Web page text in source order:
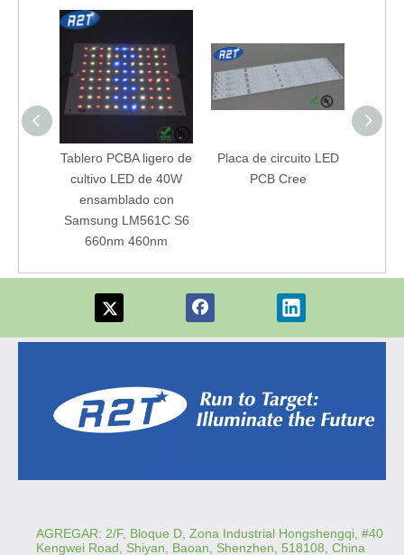
Tablero PCBA ligero de
cultivo LED de 40W
ensamblado con
Samsung LM561C S6
660nm 460nm
Placa de circuito LED
PCB Cree
AGREGAR: 2/F, Bloque D, Zona Industrial Hongshengqi, #40
Kengwei Road, Shiyan, Baoan, Shenzhen, 518108, China